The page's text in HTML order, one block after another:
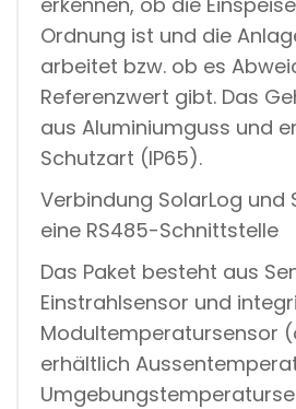
Ordnung ist und die
arbeitet bzw. ob es
Referenzwert gibt. Das
aus Aluminiumguss und
Schutzart (IP65).
Verbindung SolarLog und
eine RS485-Schnittstelle
Das Paket besteht aus
Einstrahlsensor und
Modultemperatursensor
erhältlich